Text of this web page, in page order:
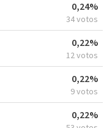
0,24%
34 votos
0,22%
12 votos
0,22%
9 votos
0,22%